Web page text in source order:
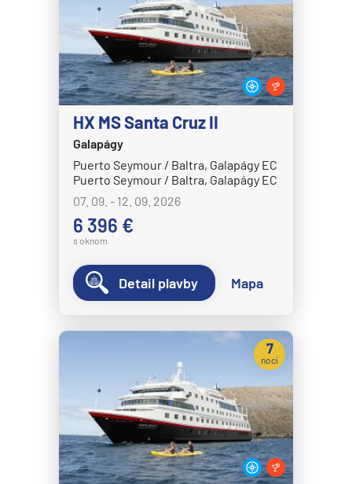
Hapag-Lloyd Cruises
HANSEATIC inspiration
HANSEATIC nature
HANSEATIC spirit
MS Bremen
MS Europa
MS Europa 2
Holland America Line
MS Eurodam
MS Nieuw Amsterdam
MS Nieuw Statendam
MS Noordam
MS Rotterdam
MS Volendam
MS Westerdam
MS Zaandam
HX MS Santa Cruz II
Galapágy
Puerto Seymour / Baltra, Galapágy EC
Puerto Seymour / Baltra, Galapágy EC
07. 09. - 12. 09. 2026
6 396 €
s oknom
Detail plavby Mapa
7
nocí